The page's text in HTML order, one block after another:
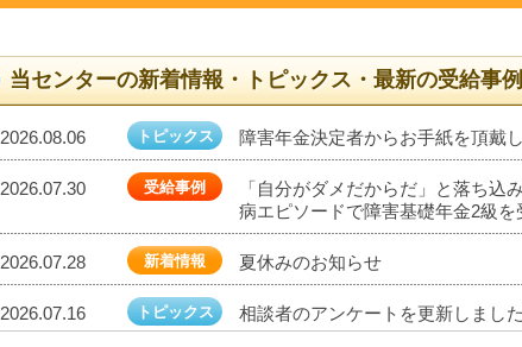
当センターの新着情報・トピックス・最新の受給事例
2026.08.06 トピックス 障害年金決定者からお手紙を頂戴
2026.07.30 受給事例
「自分がダメだからだ」と落ち込
病エピソードで障害基礎年金2級
2026.07.28 新着情報 夏休みのお知らせ
2026.07.16 トピックス 相談者のアンケートを更新しまし